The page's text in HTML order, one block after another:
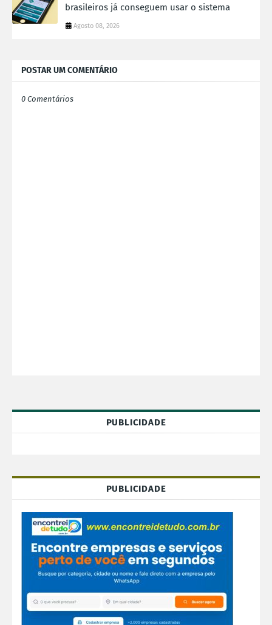
brasileiros já conseguem usar o sistema
Agosto 08, 2026
POSTAR UM COMENTÁRIO
0 Comentários
PUBLICIDADE
PUBLICIDADE